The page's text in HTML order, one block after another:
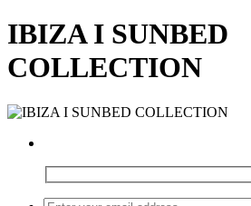
IBIZA I SUNBED
COLLECTION